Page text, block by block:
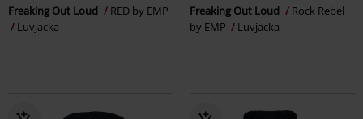
Freaking Out Loud
RED by EMP
Luvjacka
Freaking Out Loud
Rock Rebel
by EMP
Luvjacka